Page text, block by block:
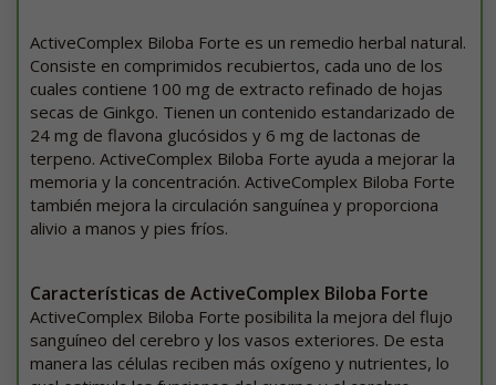
ActiveComplex Biloba Forte es un remedio herbal natural.
Consiste en comprimidos recubiertos, cada uno de los
cuales contiene 100 mg de extracto refinado de hojas
secas de Ginkgo. Tienen un contenido estandarizado de
24 mg de flavona glucósidos y 6 mg de lactonas de
terpeno. ActiveComplex Biloba Forte ayuda a mejorar la
memoria y la concentración. ActiveComplex Biloba Forte
también mejora la circulación sanguínea y proporciona
alivio a manos y pies fríos.
Características de ActiveComplex Biloba Forte
ActiveComplex Biloba Forte posibilita la mejora del flujo
sanguíneo del cerebro y los vasos exteriores. De esta
manera las células reciben más oxígeno y nutrientes, lo